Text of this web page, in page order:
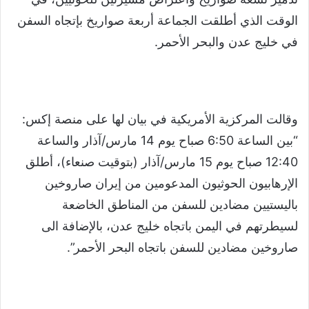
الوقت الذي أطلقت الجماعة أربعة صواريخ بإتجاه السفن
في خليج عدن والبحر الأحمر.
وقالت المركزية الأمريكية في بيان لها على منصة إكس:
“بين الساعة 6:50 صباح يوم 14 مارس/آذار والساعة
12:40 صباح يوم 15 مارس/آذار (بتوقيت صنعاء)، أطلق
الإرهابيون الحوثيون المدعومين من إيران صاروخين
باليستيين مضادين للسفن من المناطق الخاضعة
لسيطرتهم في اليمن باتجاه خليج عدن، بالإضافة الى
صاروخين مضادين للسفن باتجاه البحر الأحمر”.